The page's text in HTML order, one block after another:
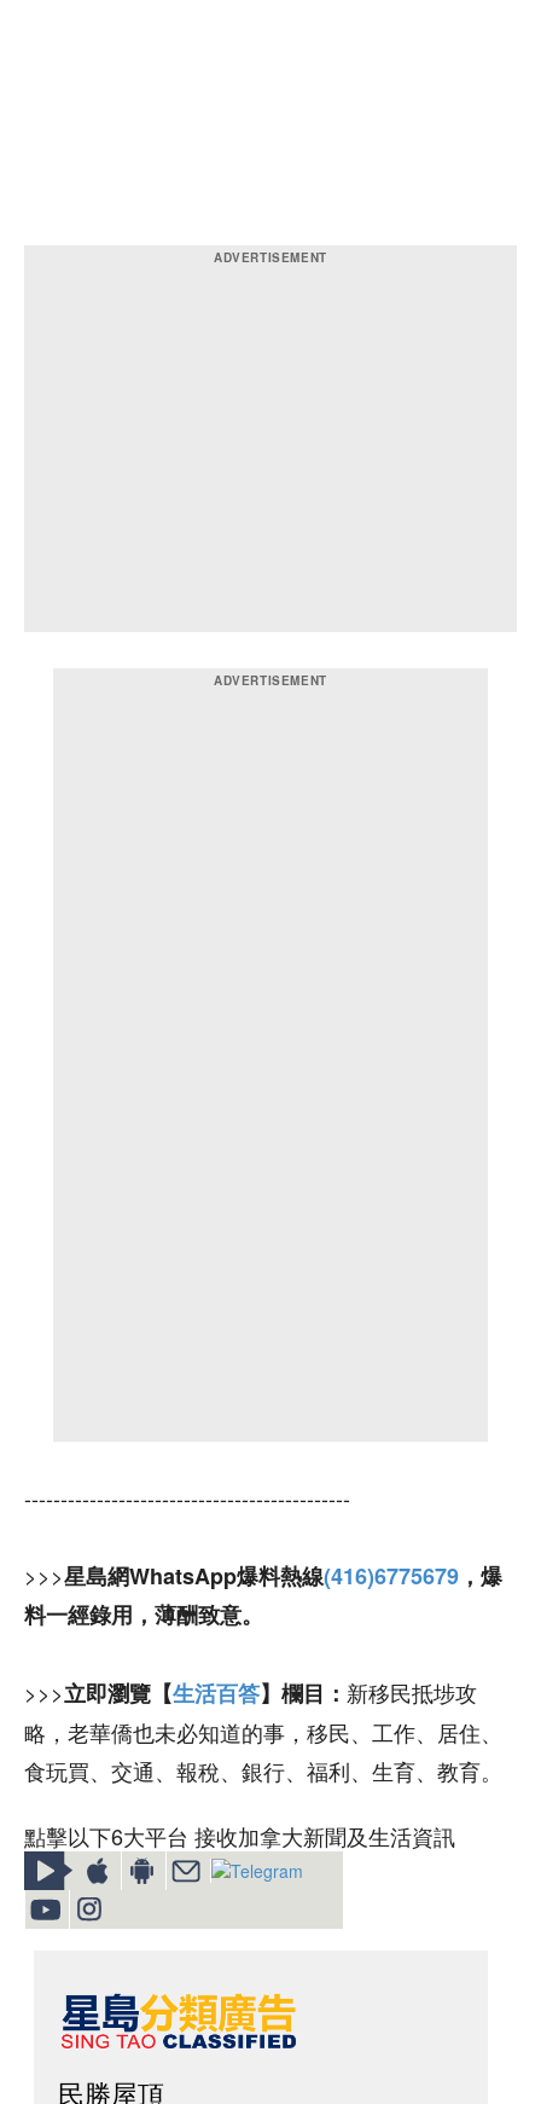
---------------------------------------------
>>>星島網WhatsApp爆料熱線(416)6775679 ，爆
料一經錄用，薄酬致意。
>>>立即瀏覽【生活百答】欄目： 新移民抵埗攻
略，老華僑也未必知道的事，移民、工作、居住、
食玩買、交通、報稅、銀行、福利、生育、教育。
點擊以下6大平台 接收加拿大新聞及生活資訊